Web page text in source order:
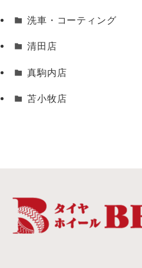
洗車・コーティング
清田店
真駒内店
苫小牧店